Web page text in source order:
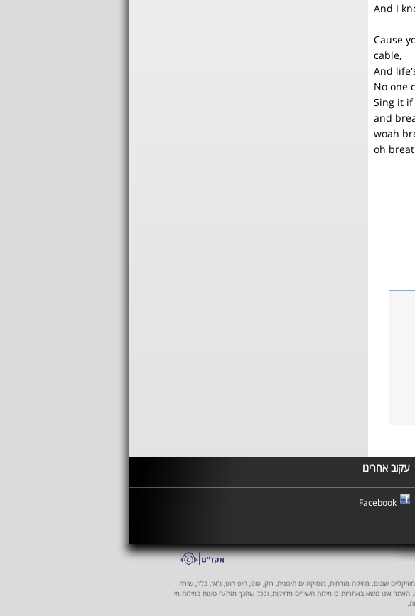
And I
Cause
cable,
And
No one
Sing it
and
woah
oh
עקוב אחרינו
Facebook
שונים: מוזיקה מזרחית, מוסיקה ים תיכונית, רוק, פופ, היפ הופ, ג'אז, בלוז, שירה
האתר אינו נושא באחריות כי מילות השירים מדויקות, וככל שהנך מזה/ה טעות במילות מי